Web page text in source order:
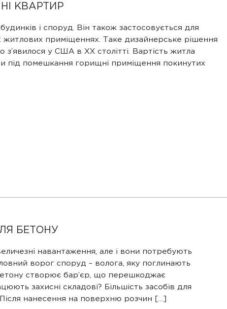
нададуть вичерпну інформацію.
КВАРТИР
і споруд. Він також застосовується для
житлових приміщеннях. Таке дизайнерське рішення
у США в ХХ столітті. Вартість житла
під помешкання горищні приміщення покинутих
БЕТОНУ
навантаження, але і вони потребують
ворог споруд – волога, яку поглинають
створює бар’єр, що перешкоджає
захисні складові? Більшість засобів для
нанесення на поверхню розчин […]